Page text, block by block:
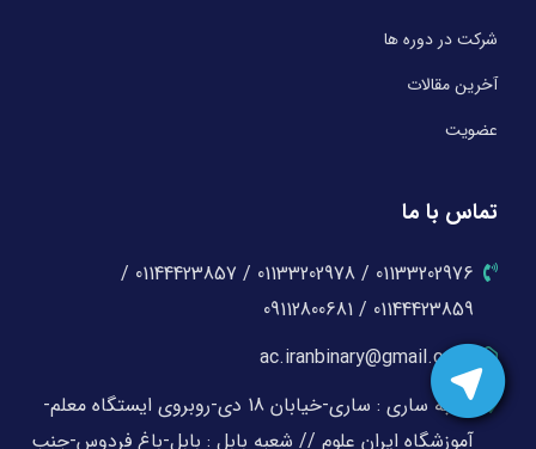
شرکت در دوره ها
آخرین مقالات
عضویت
تماس با ما
01133202976 / 01133202978 / 01144423857 /
01144423859 / 09112800681
ac.iranbinary@gmail.com
شعبه ساری : ساری-خیابان 18 دی-روبروی ایستگاه معلم-
آموزشگاه ایران علوم // شعبه بابل : بابل-باغ فردوس-جنب